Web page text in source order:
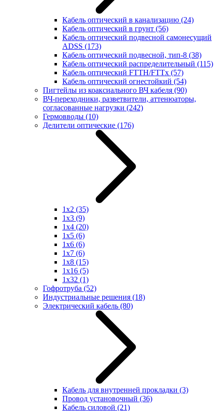
Кабель оптический в канализацию (24)
Кабель оптический в грунт (56)
Кабель оптический подвесной самонесущий
ADSS (173)
Кабель оптический подвесной, тип-8 (38)
Кабель оптический распределительный (115)
Кабель оптический FTTH/FTTx (57)
Кабель оптический огнестойкий (54)
Пигтейлы из коаксиального ВЧ кабеля (90)
ВЧ-переходники, разветвители, аттенюаторы,
согласованные нагрузки (242)
Гермовводы (10)
Делители оптические (176)
1x2 (35)
1x3 (9)
1x4 (20)
1x5 (6)
1x6 (6)
1x7 (6)
1x8 (15)
1x16 (5)
1x32 (1)
Гофротруба (52)
Индустриальные решения (18)
Электрический кабель (80)
Кабель для внутренней прокладки (3)
Провод установочный (36)
Кабель силовой (21)